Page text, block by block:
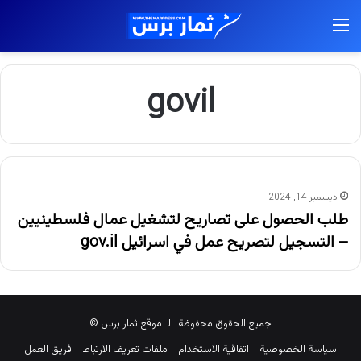
govil
ديسمبر 14, 2024
طلب الحصول على تصاريح لتشغيل عمال فلسطينيين
– التسجيل لتصريح عمل في اسرائيل gov.il
جميع الحقوق محفوظة لـ موقع ثمار برس ©
سياسة الخصوصية
اتفاقية الاستخدام ملفات تعريف الارتباط
فريق العمل